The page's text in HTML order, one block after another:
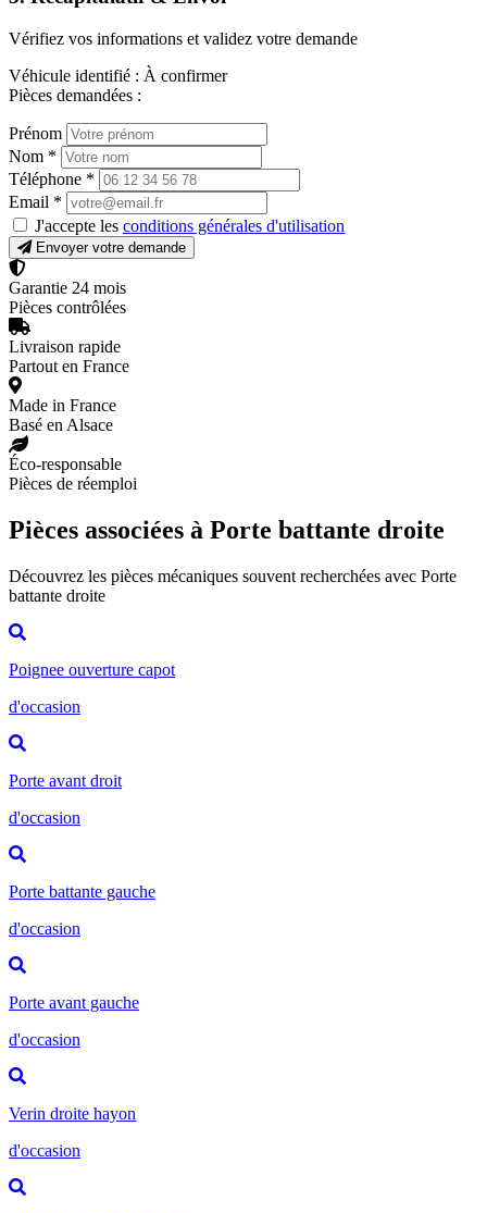
Vérifiez vos informations et validez votre demande
Véhicule identifié : À confirmer
Pièces demandées :
Prénom
Nom *
Téléphone *
Email *
J'accepte les conditions générales d'utilisation
Envoyer votre demande
Garantie 24 mois
Pièces contrôlées
Livraison rapide
Partout en France
Made in France
Basé en Alsace
Éco-responsable
Pièces de réemploi
Pièces associées à Porte battante droite
Découvrez les pièces mécaniques souvent recherchées avec Porte
battante droite
Poignee ouverture capot
d'occasion
Porte avant droit
d'occasion
Porte battante gauche
d'occasion
Porte avant gauche
d'occasion
Verin droite hayon
d'occasion